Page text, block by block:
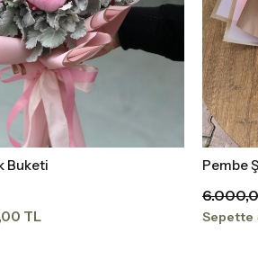
Sepete Ekle
Buketi
TL
Pembe
Sepette